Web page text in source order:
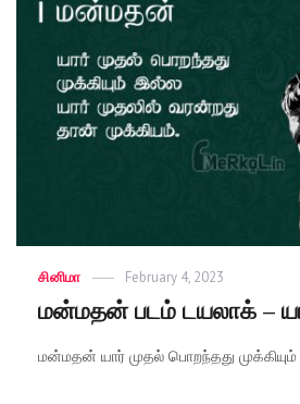
Categories
சினிமா
Posted
February 4, 2023
மன்மதன் படம் டயலாக் –
மன்மதன் யார் முதல் பொறந்தது